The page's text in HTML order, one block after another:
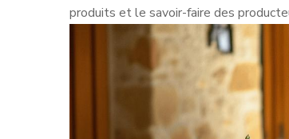
produits et le savoir-faire des